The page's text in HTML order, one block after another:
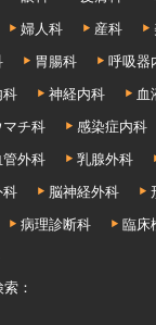
婦人科 産科
胃腸科 呼吸器
科 神経内科
血
マチ科 感染症内科
管外科 乳腺外科
科 脳神経外科
病理診断科 臨床
：